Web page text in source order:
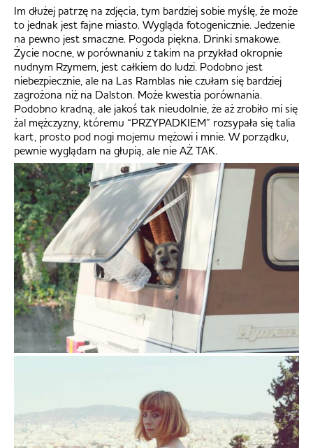
Im dłużej patrzę na zdjęcia, tym bardziej sobie myślę, że może
to jednak jest fajne miasto. Wygląda fotogenicznie. Jedzenie
na pewno jest smaczne. Pogoda piękna. Drinki smakowe.
Życie nocne, w porównaniu z takim na przykład okropnie
nudnym Rzymem, jest całkiem do ludzi. Podobno jest
niebezpiecznie, ale na Las Ramblas nie czułam się bardziej
zagrożona niż na Dalston. Może kwestia porównania.
Podobno kradną, ale jakoś tak nieudolnie, że aż zrobiło mi się
żal mężczyzny, któremu “PRZYPADKIEM” rozsypała się talia
kart, prosto pod nogi mojemu mężowi i mnie. W porządku,
pewnie wyglądam na głupią, ale nie AŻ TAK.